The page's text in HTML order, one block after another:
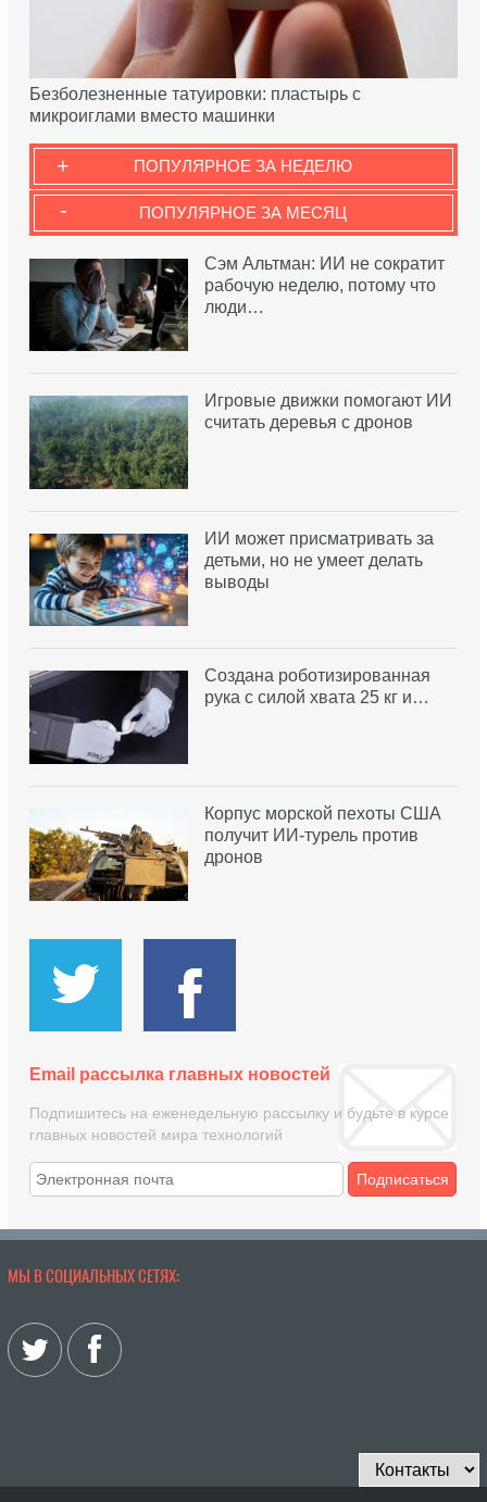
Безболезненные татуировки: пластырь с
микроиглами вместо машинки
ПОПУЛЯРНОЕ ЗА НЕДЕЛЮ
+
ПОПУЛЯРНОЕ ЗА МЕСЯЦ
-
Сэм Альтман: ИИ не сократит
рабочую неделю, потому что
люди…
Игровые движки помогают ИИ
считать деревья с дронов
ИИ может присматривать за
детьми, но не умеет делать
выводы
Создана роботизированная
рука с силой хвата 25 кг и…
Корпус морской пехоты США
получит ИИ-турель против
дронов
Email рассылка главных новостей
Подпишитесь на еженедельную рассылку и будьте в курсе
главных новостей мира технологий
Подписаться
МЫ В СОЦИАЛЬНЫХ СЕТЯХ: